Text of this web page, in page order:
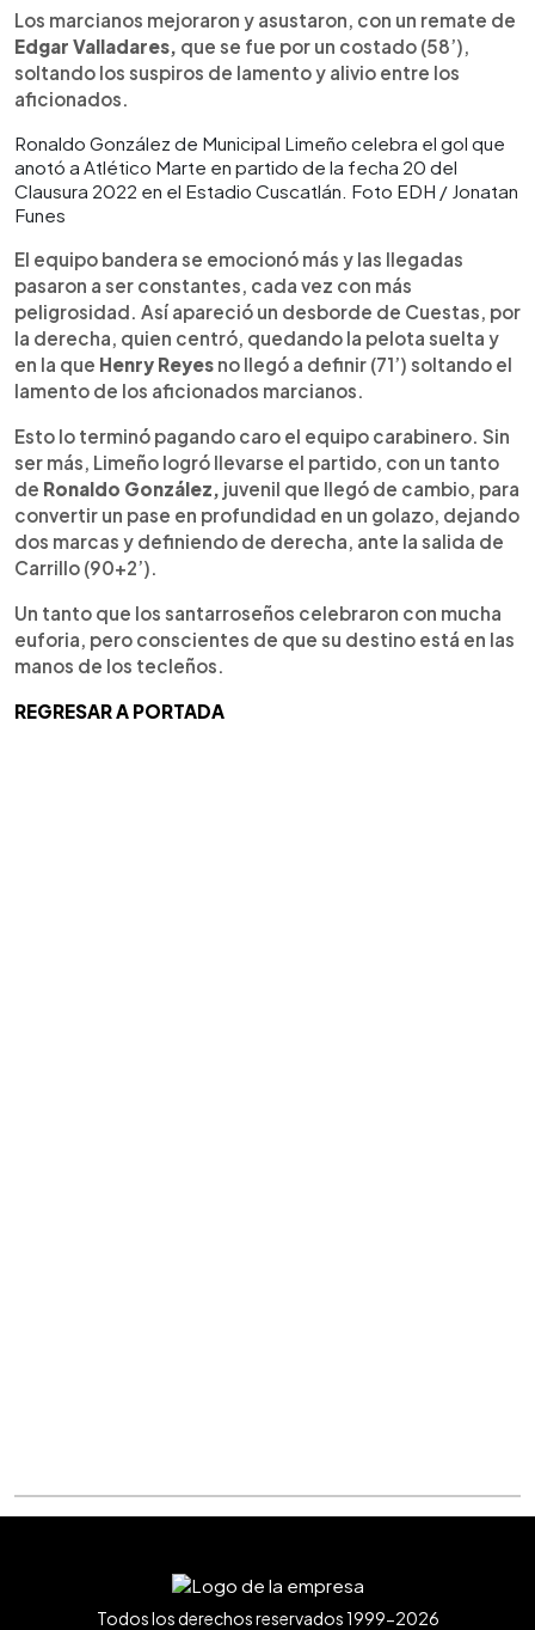
Los marcianos mejoraron y asustaron, con un remate de
Edgar Valladares, que se fue por un costado (58’),
soltando los suspiros de lamento y alivio entre los
aficionados.
Ronaldo González de Municipal Limeño celebra el gol que
anotó a Atlético Marte en partido de la fecha 20 del
Clausura 2022 en el Estadio Cuscatlán. Foto EDH / Jonatan
Funes
El equipo bandera se emocionó más y las llegadas
pasaron a ser constantes, cada vez con más
peligrosidad. Así apareció un desborde de Cuestas, por
la derecha, quien centró, quedando la pelota suelta y
en la que Henry Reyes no llegó a definir (71’) soltando el
lamento de los aficionados marcianos.
Esto lo terminó pagando caro el equipo carabinero. Sin
ser más, Limeño logró llevarse el partido, con un tanto
de Ronaldo González, juvenil que llegó de cambio, para
convertir un pase en profundidad en un golazo, dejando
dos marcas y definiendo de derecha, ante la salida de
Carrillo (90+2’).
Un tanto que los santarroseños celebraron con mucha
euforia, pero conscientes de que su destino está en las
manos de los tecleños.
REGRESAR A PORTADA
Todos los derechos reservados 1999-2026